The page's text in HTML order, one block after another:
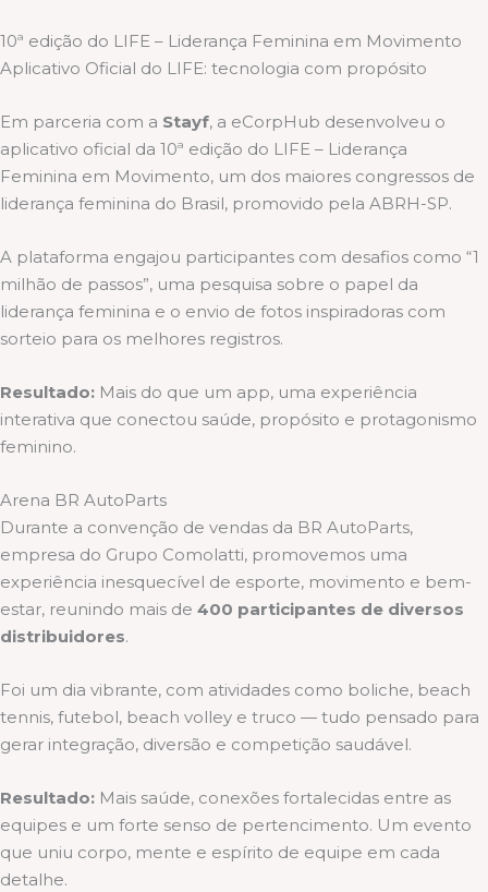
10ª edição do LIFE – Liderança Feminina em Movimento
Aplicativo Oficial do LIFE: tecnologia com propósito
Em parceria com a Stayf, a eCorpHub desenvolveu o
aplicativo oficial da 10ª edição do LIFE – Liderança
Feminina em Movimento, um dos maiores congressos de
liderança feminina do Brasil, promovido pela ABRH-SP.
A plataforma engajou participantes com desafios como “1
milhão de passos”, uma pesquisa sobre o papel da
liderança feminina e o envio de fotos inspiradoras com
sorteio para os melhores registros.
Resultado: Mais do que um app, uma experiência
interativa que conectou saúde, propósito e protagonismo
feminino.
Arena BR AutoParts
Durante a convenção de vendas da BR AutoParts,
empresa do Grupo Comolatti, promovemos uma
experiência inesquecível de esporte, movimento e bem-
estar, reunindo mais de 400 participantes de diversos
distribuidores.
Foi um dia vibrante, com atividades como boliche, beach
tennis, futebol, beach volley e truco — tudo pensado para
gerar integração, diversão e competição saudável.
Resultado: Mais saúde, conexões fortalecidas entre as
equipes e um forte senso de pertencimento. Um evento
que uniu corpo, mente e espírito de equipe em cada
detalhe.